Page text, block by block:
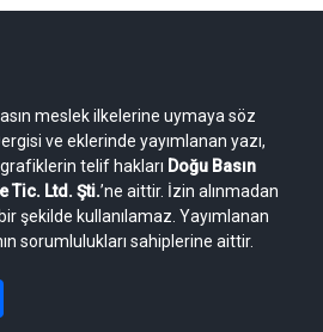
meslek ilkelerine uymaya söz
ve eklerinde yayımlanan yazı,
telif hakları Doğu Basın
Tic. Ltd. Şti.’ne aittir. İzin alınmadan
şekilde kullanılamaz. Yayımlanan
sorumlulukları sahiplerine aittir.